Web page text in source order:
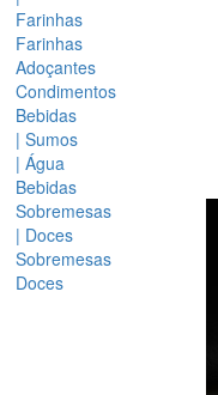
Farinhas
Farinhas
Adoçantes
Condimentos
Bebidas
| Sumos
| Água
Bebidas
Sobremesas
| Doces
Sobremesas
Doces